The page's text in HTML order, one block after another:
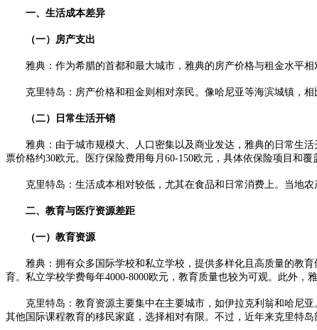
一、生活成本差异
（一）房产支出
雅典：作为希腊的首都和最大城市，雅典的房产价格与租金水平相
克里特岛：房产价格和租金则相对亲民。像哈尼亚等海滨城镇，相
（二）日常生活开销
雅典：由于城市规模大、人口密集以及商业发达，雅典的日常生活
票价格约30欧元。医疗保险费用每月60-150欧元，具体依保险项目和覆
克里特岛：生活成本相对较低，尤其在食品和日常消费上。当地农
二、教育与医疗资源差距
（一）教育资源
雅典：拥有众多国际学校和私立学校，提供多样化且高质量的教育
育。私立学校学费每年4000-8000欧元，教育质量也较为可观。此外
克里特岛：教育资源主要集中在主要城市，如伊拉克利翁和哈尼亚
其他国际课程教育的移民家庭，选择相对有限。不过，近年来克里特